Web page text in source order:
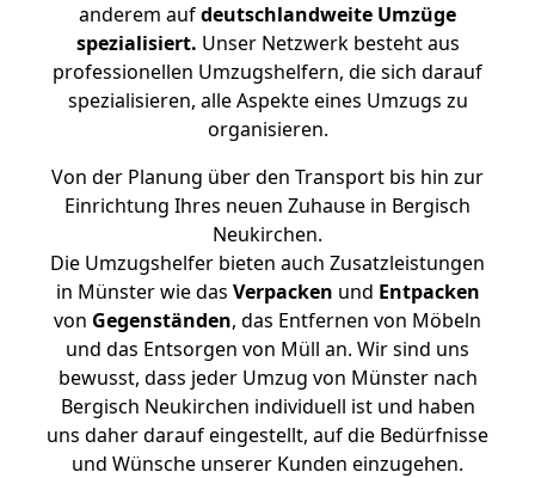
anderem aufdeutschlandweite Umzüge
spezialisiert. Unser Netzwerk besteht aus
professionellen Umzugshelfern, die sich darauf
spezialisieren, alle Aspekte eines Umzugs zu
organisieren.
Von der Planung über den Transport bis hin zur
Einrichtung Ihres neuen Zuhause in Bergisch
Neukirchen.
Die Umzugshelfer bieten auch Zusatzleistungen
in Münster wie das Verpacken und Entpacken
von Gegenständen, das Entfernen von Möbeln
und das Entsorgen von Müll an. Wir sind uns
bewusst, dass jeder Umzug von Münster nach
Bergisch Neukirchen individuell ist und haben
uns daher darauf eingestellt, auf die Bedürfnisse
und Wünsche unserer Kunden einzugehen.